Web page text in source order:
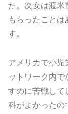
た。次女は渡米
もらったこと
す。
アメリカで小児
ットワーク内
すのに苦戦して
科がよかったの